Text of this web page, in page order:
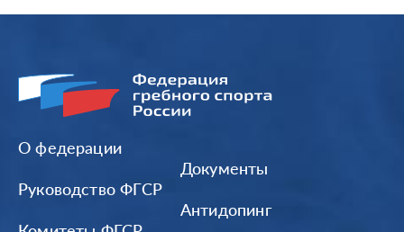
О федерации
Руководство ФГСР
Документы
Антидопинг